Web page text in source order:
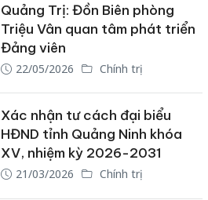
Quảng Trị: Đồn Biên phòng
Triệu Vân quan tâm phát triển
Đảng viên
22/05/2026 Chính trị
Xác nhận tư cách đại biểu
HĐND tỉnh Quảng Ninh khóa
XV, nhiệm kỳ 2026-2031
21/03/2026 Chính trị